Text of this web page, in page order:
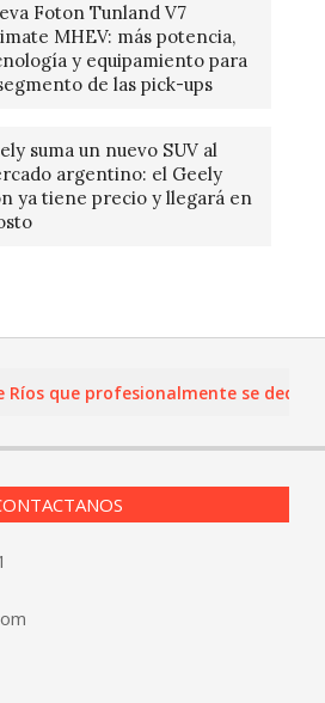
Foton Tunland V7
MHEV: más potencia,
y equipamiento para
de las pick-ups
suma un nuevo SUV al
argentino: el Geely
ya tiene precio y llegará en
que profesionalmente se